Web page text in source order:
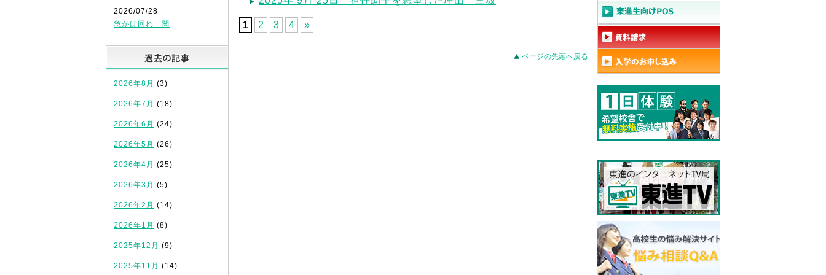
1 2 3 4 »
ページの先頭へ戻る
2026/07/28
急がば回れ 関
2026年8月 (3)
2026年7月 (18)
2026年6月 (24)
2026年5月 (26)
2026年4月 (25)
2026年3月 (5)
2026年2月 (14)
2026年1月 (8)
2025年12月 (9)
2025年11月 (14)